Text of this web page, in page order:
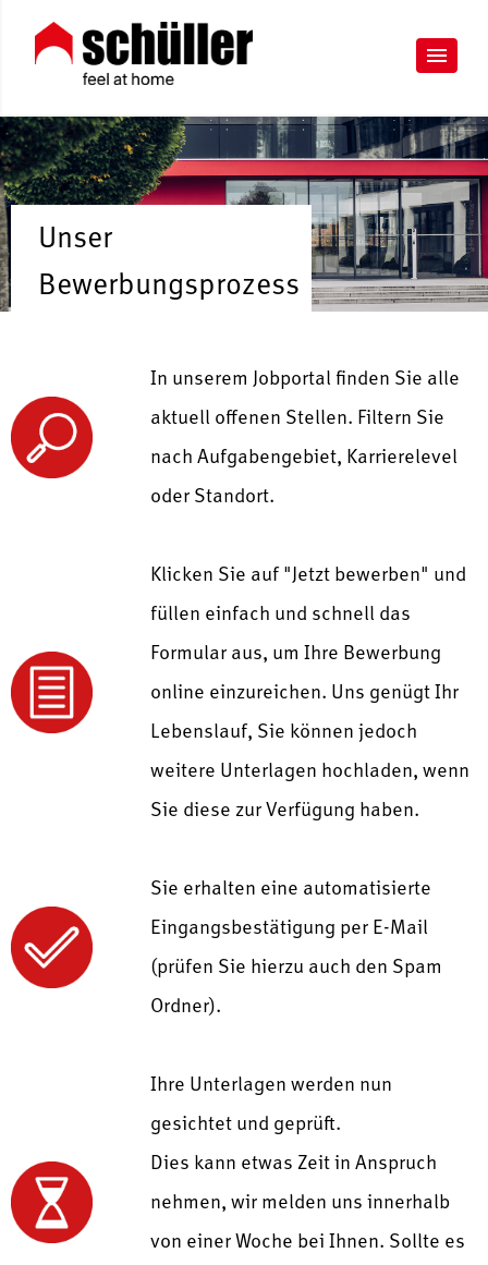
Unser
Bewerbungsprozess
In unserem Jobportal finden Sie alle
aktuell offenen Stellen. Filtern Sie
nach Aufgabengebiet, Karrierelevel
oder Standort.
Klicken Sie auf "Jetzt bewerben" und
füllen einfach und schnell das
Formular aus, um Ihre Bewerbung
online einzureichen. Uns genügt Ihr
Lebenslauf, Sie können jedoch
weitere Unterlagen hochladen, wenn
Sie diese zur Verfügung haben.
Sie erhalten eine automatisierte
Eingangsbestätigung per E-Mail
(prüfen Sie hierzu auch den Spam
Ordner).
Ihre Unterlagen werden nun
gesichtet und geprüft.
Dies kann etwas Zeit in Anspruch
nehmen, wir melden uns innerhalb
von einer Woche bei Ihnen. Sollte es